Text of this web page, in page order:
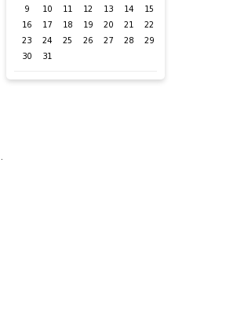
9
10 11 12 13 14
15
16
17 18 19 20 21
22
23
24 25 26 27 28
29
30
31